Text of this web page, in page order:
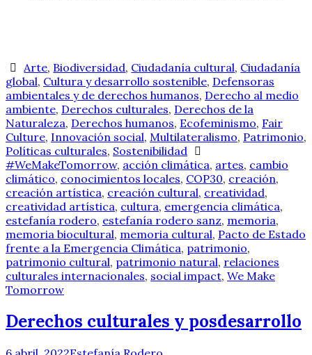
Arte, Biodiversidad, Ciudadanía cultural, Ciudadanía
global, Cultura y desarrollo sostenible, Defensoras
ambientales y de derechos humanos, Derecho al medio
ambiente, Derechos culturales, Derechos de la
Naturaleza, Derechos humanos, Ecofeminismo, Fair
Culture, Innovación social, Multilateralismo, Patrimonio,
Políticas culturales, Sostenibilidad
#WeMakeTomorrow, acción climática, artes, cambio
climático, conocimientos locales, COP30, creación,
creación artística, creación cultural, creatividad,
creatividad artística, cultura, emergencia climática,
estefanía rodero, estefanía rodero sanz, memoria,
memoria biocultural, memoria cultural, Pacto de Estado
frente a la Emergencia Climática, patrimonio,
patrimonio cultural, patrimonio natural, relaciones
culturales internacionales, social impact, We Make
Tomorrow
Derechos culturales y posdesarrollo